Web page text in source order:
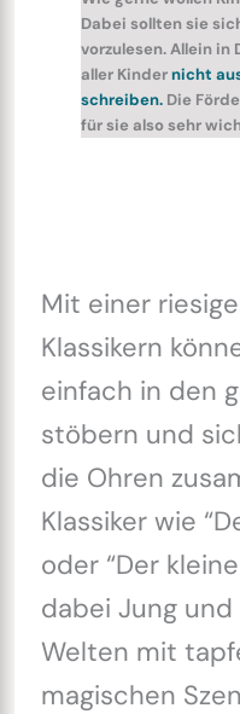
Dabei sollten sie
vorzulesen. Allein in
aller Kindernicht
schreiben.Die
für sie also sehr
Mit einer
Klassikern
einfach in den
stöbern und
die Ohren
Klassiker wie
oder “Der
dabei Jung
Welten mit
magischen